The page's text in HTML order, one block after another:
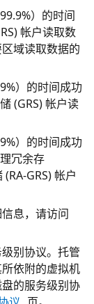
）的时间
帐户读取数
域读取数据的
）的时间成功
(GRS) 帐户读
）的时间成功
冗余存
GRS) 帐户
息，请访问
别协议。托管
依附的虚拟机
的服务级别协